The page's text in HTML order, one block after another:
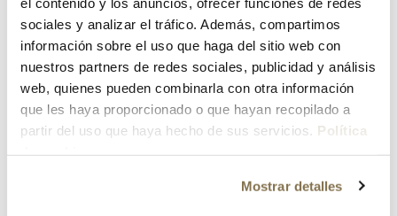
sociales y analizar el tráfico. Además, compartimos
información sobre el uso que haga del sitio web con
nuestros partners de redes sociales, publicidad y análisis
web, quienes pueden combinarla con otra información
que les haya proporcionado o que hayan recopilado a
partir del uso que haya hecho de sus servicios. Política
Mostrar detalles
¿Has olvidado tu contraseña?